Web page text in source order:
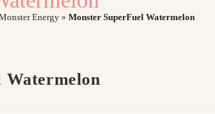
Energy» Monster SuperFuel Watermelon
Watermelon